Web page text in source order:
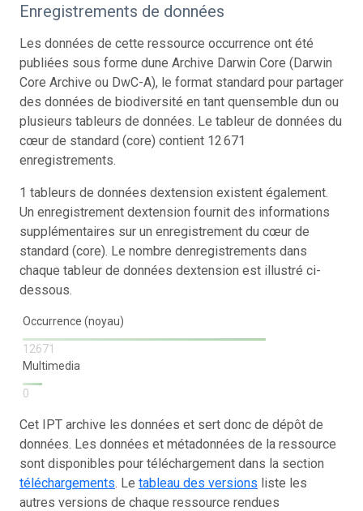
Enregistrements de données
Les données de cette ressource occurrence ont été
publiées sous forme dune Archive Darwin Core (Darwin
Core Archive ou DwC-A), le format standard pour partager
des données de biodiversité en tant quensemble dun ou
plusieurs tableurs de données. Le tableur de données du
cœur de standard (core) contient 12 671
enregistrements.
1 tableurs de données dextension existent également.
Un enregistrement dextension fournit des informations
supplémentaires sur un enregistrement du cœur de
standard (core). Le nombre denregistrements dans
chaque tableur de données dextension est illustré ci-
dessous.
Occurrence (noyau)
12671
Multimedia
0
Cet IPT archive les données et sert donc de dépôt de
données. Les données et métadonnées de la ressource
sont disponibles pour téléchargement dans la section
téléchargements. Le tableau des versions liste les
autres versions de chaque ressource rendues